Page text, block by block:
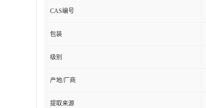
CAS编号
包装
级别
产地/厂商
提取来源